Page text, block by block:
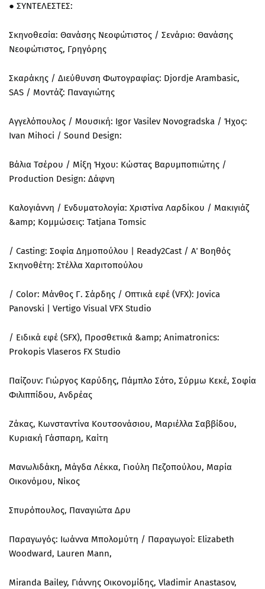
● ΣΥΝΤΕΛΕΣΤΕΣ:
Σκηνοθεσία: Θανάσης Νεοφώτιστος / Σενάριο: Θανάσης
Νεοφώτιστος, Γρηγόρης
Σκαράκης / Διεύθυνση Φωτογραφίας: Djordje Arambasic,
SAS / Μοντάζ: Παναγιώτης
Αγγελόπουλος / Μουσική: Igor Vasilev Novogradska / Ήχος:
Ivan Mihoci / Sound Design:
Βάλια Τσέρου / Μίξη Ήχου: Κώστας Βαρυμποπιώτης /
Production Design: Δάφνη
Καλογιάννη / Ενδυματολογία: Χριστίνα Λαρδίκου / Μακιγιάζ
&amp; Κομμώσεις: Tatjana Tomsic
/ Casting: Σοφία Δημοπούλου | Ready2Cast / Α΄ Βοηθός
Σκηνοθέτη: Στέλλα Χαριτοπούλου
/ Color: Μάνθος Γ. Σάρδης / Οπτικά εφέ (VFX): Jovica
Panovski | Vertigo Visual VFX Studio
/ Ειδικά εφέ (SFX), Προσθετικά &amp; Animatronics:
Prokopis Vlaseros FX Studio
Παίζουν: Γιώργος Καρύδης, Πάμπλο Σότο, Σύρμω Κεκέ, Σοφία
Φιλιππίδου, Ανδρέας
Ζάκας, Κωνσταντίνα Κουτσονάσιου, Μαριέλλα Σαββίδου,
Κυριακή Γάσπαρη, Καίτη
Μανωλιδάκη, Μάγδα Λέκκα, Γιούλη Πεζοπούλου, Μαρία
Οικονόμου, Νίκος
Σπυρόπουλος, Παναγιώτα Δρυ
Παραγωγός: Ιωάννα Μπολομύτη / Παραγωγοί: Elizabeth
Woodward, Lauren Mann,
Miranda Bailey, Γιάννης Οικονομίδης, Vladimir Anastasov,